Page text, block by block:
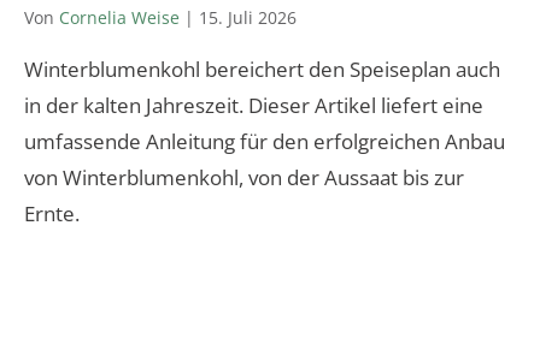
Von Cornelia Weise | 15. Juli 2026
Winterblumenkohl bereichert den Speiseplan auch
in der kalten Jahreszeit. Dieser Artikel liefert eine
umfassende Anleitung für den erfolgreichen Anbau
von Winterblumenkohl, von der Aussaat bis zur
Ernte.